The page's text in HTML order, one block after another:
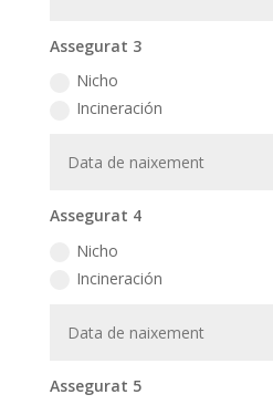
Assegurat 3
Nicho
Incineración
Assegurat 4
Nicho
Incineración
Assegurat 5